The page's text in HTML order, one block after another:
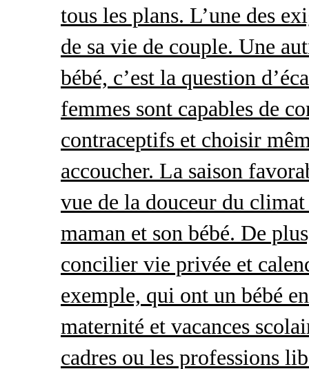
tous les plans. L’une des
de sa vie de couple. Une
bébé, c’est la question
femmes sont capables de
contraceptifs et choisir
accoucher. La saison
vue de la douceur du
maman et son bébé. De
concilier vie privée et
exemple, qui ont un bébé
maternité et vacances
cadres ou les professions